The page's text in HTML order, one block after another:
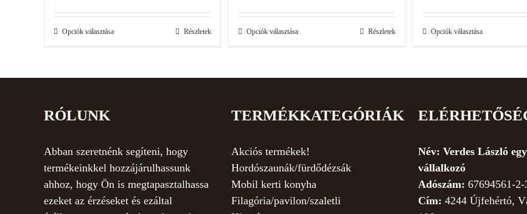
Opciók választása Részletek Opciók választása Részletek Opciók választása
RÓLUNK
Abban szeretnénk segíteni, hogy
termékeinkkel hozzájárulhassunk
ahhoz, hogy Ön is megtapasztalhassa
ezeket az érzéseket és ezáltal
TERMÉKKATEGÓRIÁK
Akciós termékek!
Hordószaunák/fürdődézsák
Mobil kerti konyha
Filagória/pavilon/szaletli
Név: Verdes László
vállalkozó
Adószám: 67694561-2-
Cím: 4244 Újfehértó,